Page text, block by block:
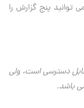
توانید پنج گزارش را
دسترسی است، ولی
باشد.